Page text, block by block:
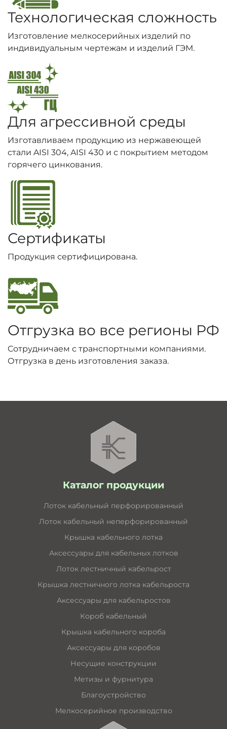
Технологическая сложность
Изготовление мелкосерийных изделий по
индивидуальным чертежам и изделий ГЭМ.
Для агрессивной среды
Изготавливаем продукцию из нержавеющей
стали AISI 304, AISI 430 и с покрытием методом
горячего цинкования.
Сертификаты
Продукция сертифицирована.
Отгрузка во все регионы РФ
Сотрудничаем с транспортными компаниями.
Отгрузка в день изготовления заказа.
Каталог продукции
Лоток кабельный перфорированный
Лоток кабельный неперфорированный
Крышка кабельного лотка
Аксессуары для кабельных лотков
Лоток лестничный кабельрост
Крышка лестничного лотка кабельроста
Аксессуары для кабельростов
Короб кабельный
Крышка кабельного короба
Аксессуары для коробов
Несущие конструкции
Метизы и фурнитура
Благоустройство
Мелкосерийное производство